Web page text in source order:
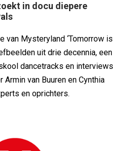
in docu diepere
van Mysteryland ‘Tomorrow is
uit drie decennia, een
dancetracks en interviews
van Buuren en Cynthia
en oprichters.